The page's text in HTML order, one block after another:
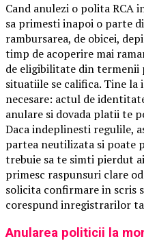
Cand anulezi o polita RCA
sa primesti inapoi o parte
rambursarea, de obicei,
timp de acoperire mai
de eligibilitate din termenii
situatiile se califica. Tine la
necesare: actul de
anulare si dovada platii te
Daca indeplinesti regulile,
partea neutilizata si poate
trebuie sa te simti pierdut
primesc raspunsuri clare
solicita confirmare in scris
corespund inregistrarilor
Anularea politicii la